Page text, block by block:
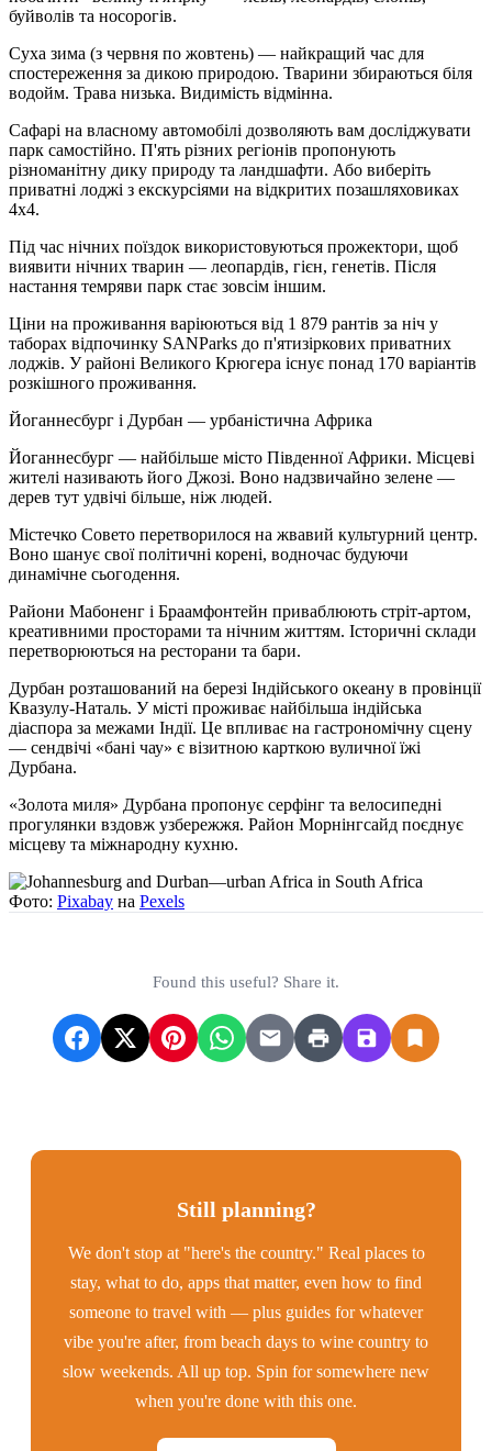
буйволів та носорогів.
Суха зима (з червня по жовтень) — найкращий час для
спостереження за дикою природою. Тварини збираються біля
водойм. Трава низька. Видимість відмінна.
Сафарі на власному автомобілі дозволяють вам досліджувати
парк самостійно. П'ять різних регіонів пропонують
різноманітну дику природу та ландшафти. Або виберіть
приватні лоджі з екскурсіями на відкритих позашляховиках
4x4.
Під час нічних поїздок використовуються прожектори, щоб
виявити нічних тварин — леопардів, гієн, генетів. Після
настання темряви парк стає зовсім іншим.
Ціни на проживання варіюються від 1 879 рантів за ніч у
таборах відпочинку SANParks до п'ятизіркових приватних
лоджів. У районі Великого Крюгера існує понад 170 варіантів
розкішного проживання.
Йоганнесбург і Дурбан — урбаністична Африка
Йоганнесбург — найбільше місто Південної Африки. Місцеві
жителі називають його Джозі. Воно надзвичайно зелене —
дерев тут удвічі більше, ніж людей.
Містечко Совето перетворилося на жвавий культурний центр.
Воно шанує свої політичні корені, водночас будуючи
динамічне сьогодення.
Райони Мабоненг і Браамфонтейн приваблюють стріт-артом,
креативними просторами та нічним життям. Історичні склади
перетворюються на ресторани та бари.
Дурбан розташований на березі Індійського океану в провінції
Квазулу-Наталь. У місті проживає найбільша індійська
діаспора за межами Індії. Це впливає на гастрономічну сцену
— сендвічі «бані чау» є візитною карткою вуличної їжі
Дурбана.
«Золота миля» Дурбана пропонує серфінг та велосипедні
прогулянки вздовж узбережжя. Район Морнінгсайд поєднує
місцеву та міжнародну кухню.
Фото: Pixabay на Pexels
Found this useful? Share it.
Still planning?
We don't stop at "here's the country." Real places to
stay, what to do, apps that matter, even how to find
someone to travel with — plus guides for whatever
vibe you're after, from beach days to wine country to
slow weekends. All up top. Spin for somewhere new
when you're done with this one.